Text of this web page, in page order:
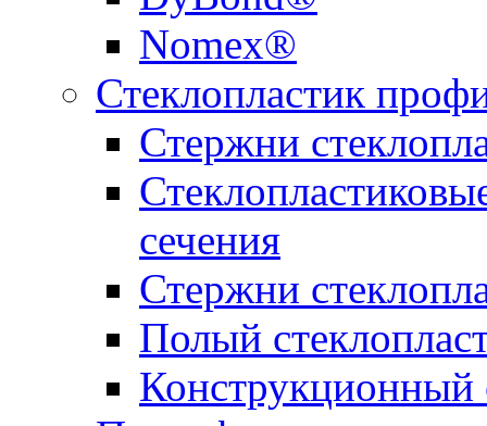
Nomex®
Стеклопластик
Стержни
сечения
Стержни
Полый
Конструкционный